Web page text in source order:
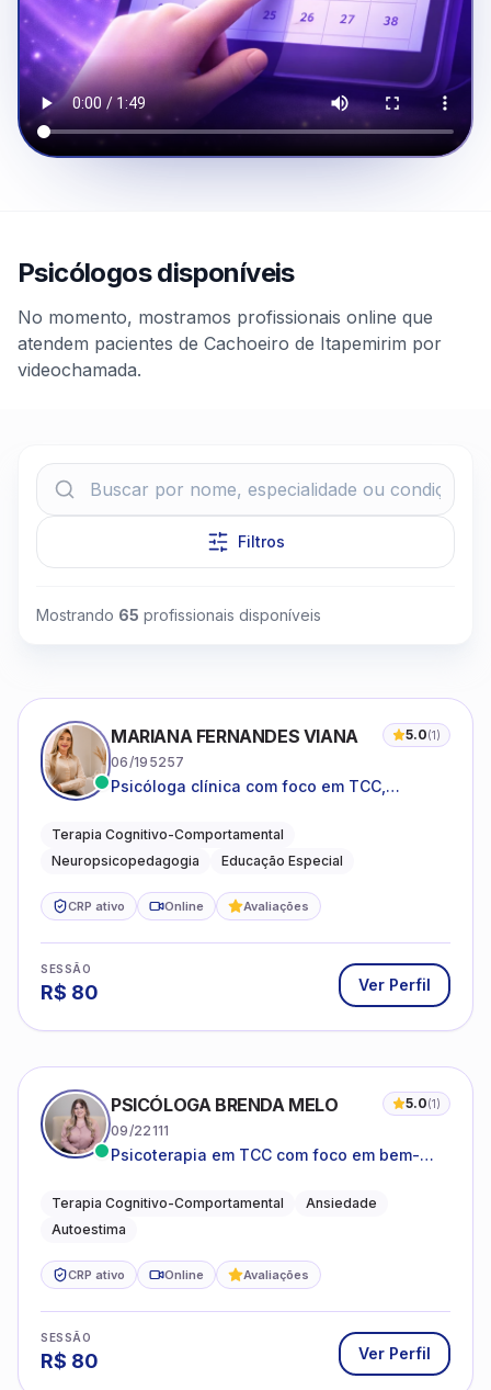
Psicólogos disponíveis
No momento, mostramos profissionais online que
atendem pacientes de Cachoeiro de Itapemirim por
videochamada.
Filtros
Mostrando 65 profissionais disponíveis
MARIANA FERNANDES VIANA 5.0(1)
06/195257
Psicóloga clínica com foco em TCC,
do neurodesenvolvimento.
Terapia Cognitivo-Comportamental
Neuropsicopedagogia
Educação Especial
CRP ativo Online Avaliações
SESSÃO
R$ 80 Ver Perfil
PSICÓLOGA BRENDA MELO 5.0(1)
09/22111
Psicoterapia em TCC com foco em bem-
o cotidiano
Terapia Cognitivo-Comportamental
Ansiedade
Autoestima
CRP ativo Online Avaliações
SESSÃO
R$ 80 Ver Perfil